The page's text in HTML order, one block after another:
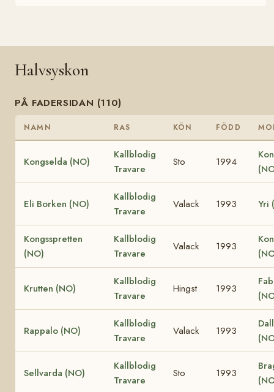
Halvsyskon
PÅ FADERSIDAN (110)
NAMN RAS KÖN FÖDD
Kongselda (NO)
Kallblodig
Travare
Sto 1994
Eli Borken (NO)
Kallblodig
Travare
Valack 1993 Yri
Kongsspretten
(NO)
Kallblodig
Travare
Valack 1993
Krutten (NO)
Kallblodig
Travare
Hingst 1993
Rappalo (NO)
Kallblodig
Travare
Valack 1993
Sellvarda (NO)
Kallblodig
Travare
Sto 1993